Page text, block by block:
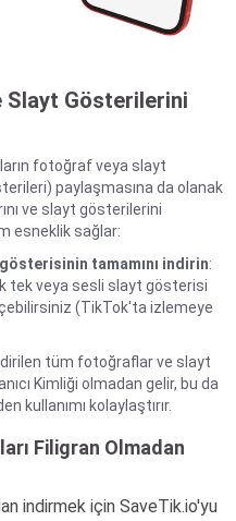
Slayt Gösterilerini
fotoğraf veya slayt
paylaşmasına da olanak
ve slayt gösterilerini
esneklik sağlar:
tamamını indirin:
tek veya sesli slayt gösterisi
(TikTok'ta izlemeye
tüm fotoğraflar ve slayt
Kimliği olmadan gelir, bu da
kullanımı kolaylaştırır.
Filigran Olmadan
indirmek için SaveTik.io'yu